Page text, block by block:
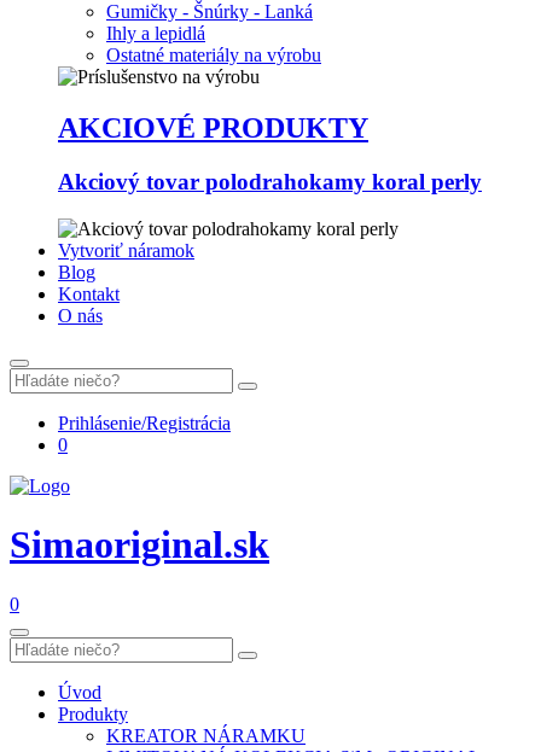
Gumičky - Šnúrky - Lanká
Ihly a lepidlá
Ostatné materiály na výrobu
AKCIOVÉ PRODUKTY
Akciový tovar polodrahokamy koral perly
Vytvoriť náramok
Blog
Kontakt
O nás
Prihlásenie/Registrácia
0
Simaoriginal.sk
0
Úvod
Produkty
KREATOR NÁRAMKU